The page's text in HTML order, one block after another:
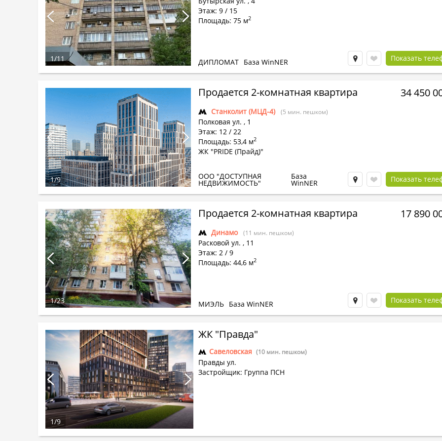
Этаж: 9 / 15
Площадь: 75 м2
ДИПЛОМАТ База WinNER Показать
1/11
Продается 2-комнатная квартира
Станколит (МЦД-4) (5 мин. пешком)
Полковая ул. , 1
Этаж: 12 / 22
Площадь: 53,4 м2
ЖК "PRIDE (Прайд)"
34 450
ООО "ДОСТУПНАЯ
НЕДВИЖИМОСТЬ"
База
WinNER Показать
1/9
Продается 2-комнатная квартира
Динамо (11 мин. пешком)
Расковой ул. , 11
Этаж: 2 / 9
Площадь: 44,6 м2
17 890
МИЭЛЬ База WinNER Показать
1/23
ЖК "Правда"
Савеловская (10 мин. пешком)
Правды ул.
Застройщик: Группа ПСН
1/9